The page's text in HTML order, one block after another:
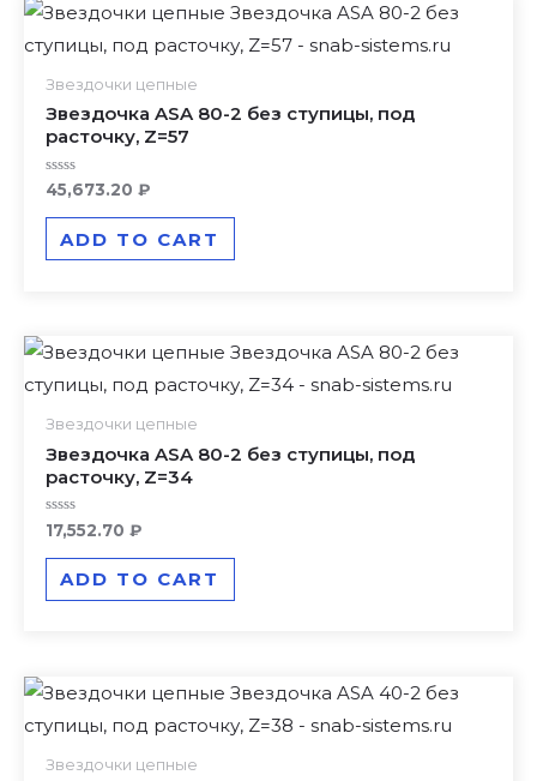
Звездочки цепные
Звездочка ASA 80-2 без ступицы, под
расточку, Z=57
Rated
out
45,673.20 ₽
ADD TO CART
Звездочки цепные
Звездочка ASA 80-2 без ступицы, под
расточку, Z=34
Rated
0
out
17,552.70 ₽
ADD TO CART
Звездочки цепные